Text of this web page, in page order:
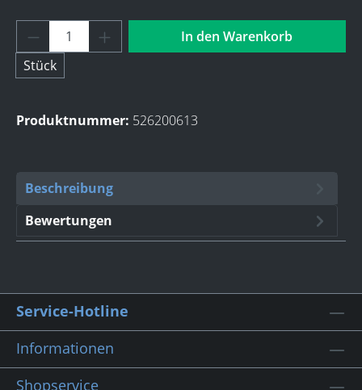
Produkt Anzahl: Gib den gewünschten
Stück
In den Warenkorb
Produktnummer: 526200613
Beschreibung
Bewertungen
Service-Hotline
Informationen
Shopservice